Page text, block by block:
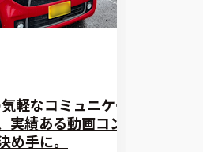
軽なコミュニケー
実績ある動画コン
め手に。